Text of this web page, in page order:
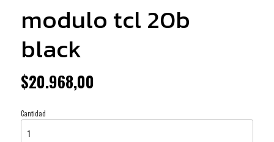
modulo tcl 20b
black
$20.968,00
Cantidad